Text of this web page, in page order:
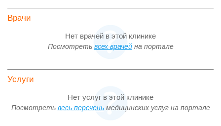
Врачи
Нет врачей в этой клинике
Посмотреть всех врачейна портале
Услуги
Нет услуг в этой клинике
Посмотреть весь переченьмедицинских услуг на портале